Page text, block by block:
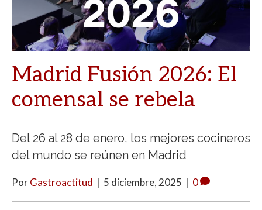
Madrid Fusión 2026: El
comensal se rebela
Del 26 al 28 de enero, los mejores cocineros
del mundo se reúnen en Madrid
PorGastroactitud | 5 diciembre, 2025 | 0